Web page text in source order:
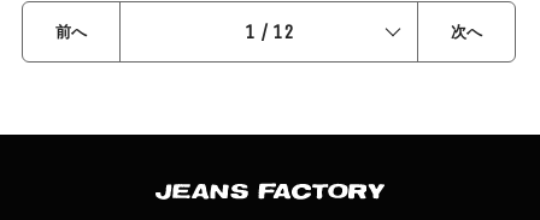
前へ 1 / 12 次へ